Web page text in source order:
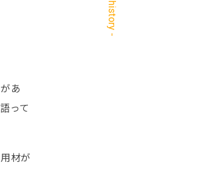
あ
って
材が
history -